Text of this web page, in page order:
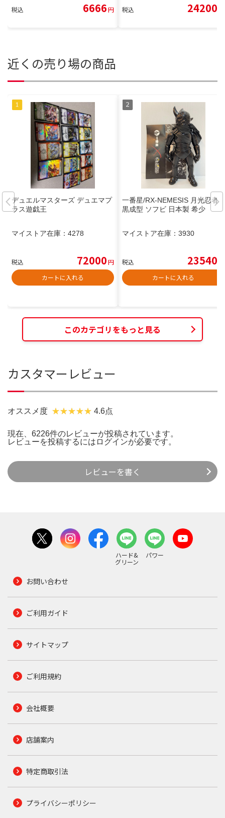
税込 6666円 税込 24200
近くの売り場の商品
デュエルマスターズ デュエマプ
ラス遊戯王
マイストア在庫： 4278
税込 72000円
カートに入れる
一番星/RX-NEMESIS 月光忍者
黒成型 ソフビ 日本製 希少
マイストア在庫： 3930
税込 23540
カートに入れる
このカテゴリをもっと見る
カスタマーレビュー
オススメ度 4.6点
現在、6226件のレビューが投稿されています。
レビューを投稿するには ログインが必要です。
レビューを書く
ハード&
グリーン
パワー
お問い合わせ
ご利用ガイド
サイトマップ
ご利用規約
会社概要
店舗案内
特定商取引法
プライバシーポリシー